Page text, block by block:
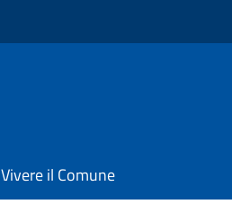
Vivere il Comune